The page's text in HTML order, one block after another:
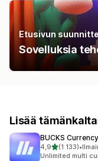
Etusivun
Sovelluksia
Lisää
BUCKS
4,9/ 5 tähteä
(1 133)
1133 arvostelua
•
Unlimited multi